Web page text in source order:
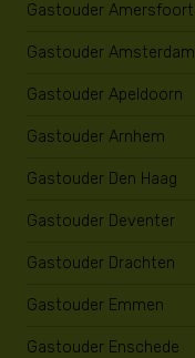
Gastouder Amersfoort
Gastouder Amsterdam
Gastouder Apeldoorn
Gastouder Arnhem
Gastouder Den Haag
Gastouder Deventer
Gastouder Drachten
Gastouder Emmen
Gastouder Enschede